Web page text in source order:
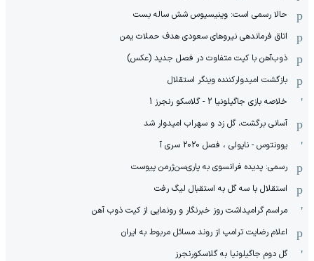
حالا رسمی است: وینیسیوس شش ساله بست
اتاق فرماندهی نیروهای سعودی هدف حملات یمن
ذوب‌آهن با کیت متفاوت در فصل جدید (عکس)
بازگشت امیدوارکننده وینگر استقلال
خلاصه بازی جاگیلونیا 2 - گلاسکو رنجرز 1
آسانی برگشت، گل زد و سهراب امیدوار شد
یوونتوس - ناپولی ، فصل 2020 سری آ
رسمی: پدیده فرانسوی به پاری‌سن‌ژرمن پیوست
استقلال با سه گل به استقبال لیگ رفت
مراسم گرامیداشت روز خبرنگار و رونمایی از کیت ذوب آهن
اعلام رضایت ترامپ از روند مسائل مربوط به ایران
گل دوم جاگیلونیا به گلاسکورنجرز